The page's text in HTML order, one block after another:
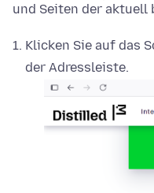
und Seiten der aktuell
Klicken Sie auf das
der Adressleiste.